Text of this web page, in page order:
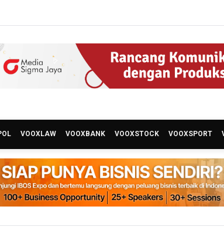
VOOXLAW VOOXBANK VOOXSTOCK VOOXSPORT